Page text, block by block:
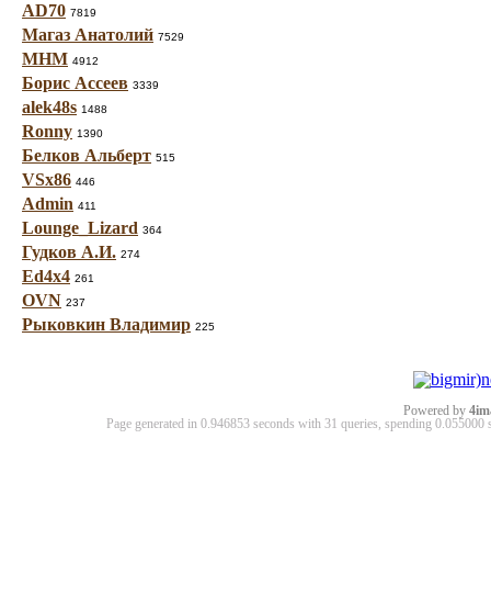
AD70 7819
Магаз Анатолий 7529
МНМ 4912
Борис Ассеев 3339
alek48s 1488
Ronny 1390
Белков Альберт 515
VSx86 446
Admin 411
Lounge_Lizard 364
Гудков А.И. 274
Ed4x4 261
OVN 237
Рыковкин Владимир 225
Powered by
Page generated in 0.946853 seconds with 31 queries, spending